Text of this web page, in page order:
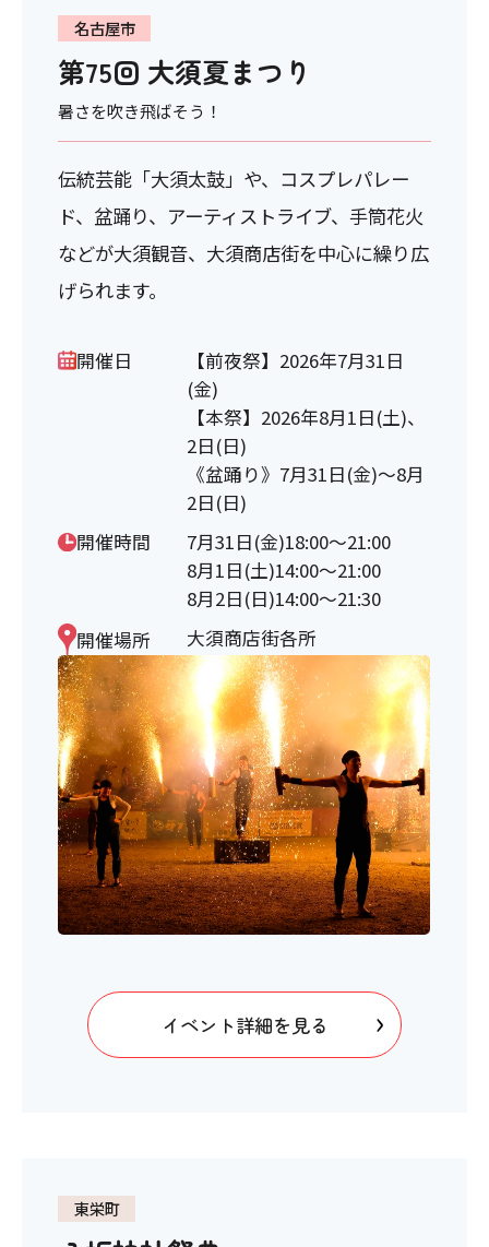
名古屋市
第75回 大須夏まつり
暑さを吹き飛ばそう！
伝統芸能「大須太鼓」や、コスプレパレー
ド、盆踊り、アーティストライブ、手筒花火
などが大須観音、大須商店街を中心に繰り広
げられます。
開催日
【前夜祭】2026年7月31日
(金)
【本祭】2026年8月1日(土)、
2日(日)
《盆踊り》7月31日(金)～8月
2日(日)
開催時間
7月31日(金)18:00～21:00
8月1日(土)14:00～21:00
8月2日(日)14:00～21:30
開催場所
大須商店街各所
イベント詳細を見る
東栄町